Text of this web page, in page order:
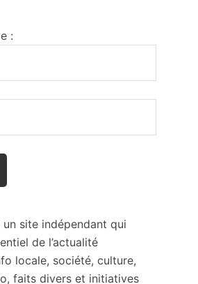
:
un site indépendant qui
de l’actualité
locale, société, culture,
faits divers et initiatives